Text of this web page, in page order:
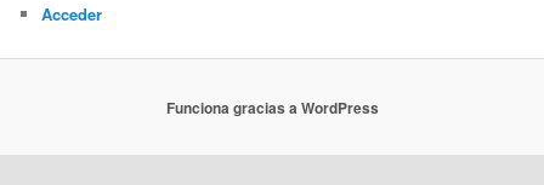
Acceder
Funciona gracias a WordPress